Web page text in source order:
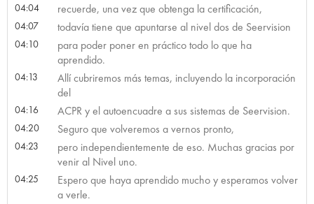
04:04 recuerde, una vez que obtenga la certificación,
04:07 todavía tiene que apuntarse al nivel dos de Seervision
04:10
para poder poner en práctico todo lo que ha
aprendido.
04:13
Allí cubriremos más temas, incluyendo la incorporación
del
04:16 ACPR y el autoencuadre a sus sistemas de Seervision.
04:20 Seguro que volveremos a vernos pronto,
04:23
pero independientemente de eso. Muchas gracias por
venir al Nivel uno.
04:25
Espero que haya aprendido mucho y esperamos volver
a verle.